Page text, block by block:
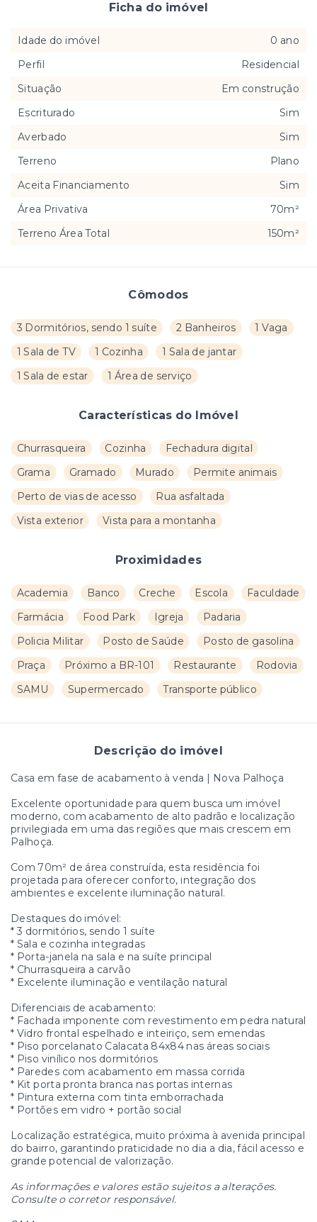
Cômodos
3 Dormitórios, sendo 1 suíte 2 Banheiros
1 Vaga
1 Sala de TV
1 Cozinha
1 Sala de jantar
1 Sala de estar
1 Área de serviço
Características do Imóvel
Churrasqueira Cozinha
Fechadura digital
Grama
Gramado Murado
Permite animais
Perto de vias de acesso
Rua asfaltada
Vista exterior
Vista para a montanha
Proximidades
Academia Banco Creche Escola
Faculdade
Farmácia
Food Park Igreja
Padaria
Policia Militar
Posto de Saúde
Posto de gasolina
Praça
Próximo a BR-101 Restaurante
Rodovia
SAMU
Supermercado Transporte público
Descrição do imóvel
Casa em fase de acabamento à venda | Nova Palhoça
Excelente oportunidade para quem busca um imóvel
moderno, com acabamento de alto padrão e localização
privilegiada em uma das regiões que mais crescem em
Palhoça.
Com 70m² de área construída, esta residência foi
projetada para oferecer conforto, integração dos
ambientes e excelente iluminação natural.
Destaques do imóvel:
* 3 dormitórios, sendo 1 suíte
* Sala e cozinha integradas
* Porta-janela na sala e na suíte principal
* Churrasqueira a carvão
* Excelente iluminação e ventilação natural
Diferenciais de acabamento:
* Fachada imponente com revestimento em pedra natural
* Vidro frontal espelhado e inteiriço, sem emendas
* Piso porcelanato Calacata 84x84 nas áreas sociais
* Piso vinílico nos dormitórios
* Paredes com acabamento em massa corrida
* Kit porta pronta branca nas portas internas
* Pintura externa com tinta emborrachada
* Portões em vidro + portão social
Localização estratégica, muito próxima à avenida principal
do bairro, garantindo praticidade no dia a dia, fácil acesso e
grande potencial de valorização.
As informações e valores estão sujeitos a alterações.
Consulte o corretor responsável.
Ficha do imóvel
Idade do imóvel
0 ano
Perfil
Residencial
Situação
Em construção
Escriturado
Sim
Averbado
Sim
Terreno
Plano
Aceita Financiamento
Sim
Área Privativa
70m²
Terreno Área Total
150m²